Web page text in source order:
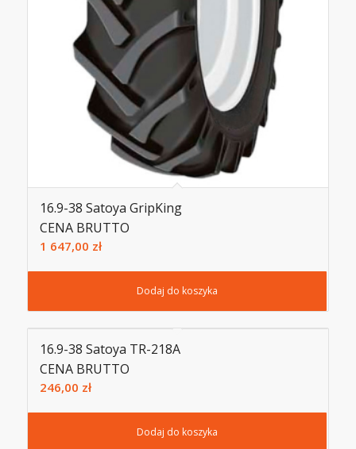
16.9-38 Satoya GripKing
CENA BRUTTO
1 647,00 zł
Dodaj do koszyka
16.9-38 Satoya TR-218A
CENA BRUTTO
246,00 zł
Dodaj do koszyka